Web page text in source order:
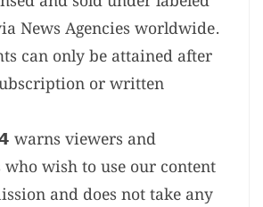
News Agencies worldwide.
can only be attained after
or written
warns viewers and
wish to use our content
and does not take any